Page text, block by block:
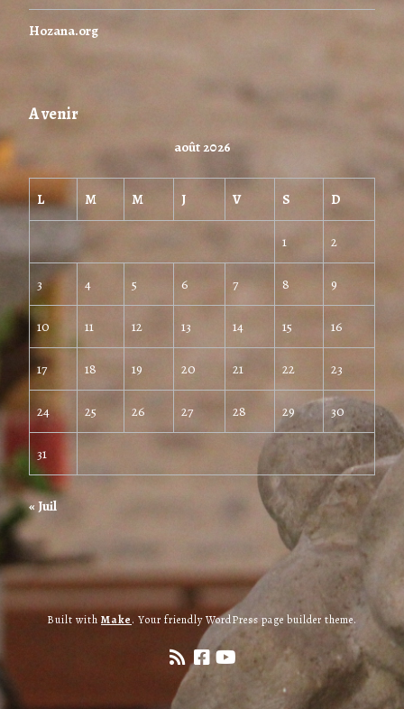
Hozana.org
A venir
août 2026
L M M J V S D
1 2
3 4 5 6 7 8 9
10 11 12 13 14 15 16
17 18 19 20 21 22 23
24 25 26 27 28 29 30
31
« Juil
Built with Make. Your friendly WordPress page builder theme.